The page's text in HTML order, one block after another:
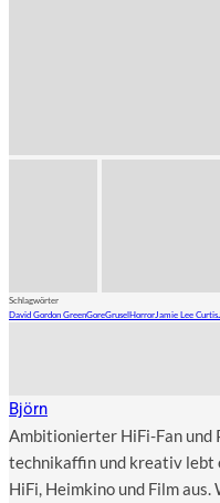
Schlagwörter
David Gordon GreenGoreGruselHorror Jamie Lee Curtis
Björn
Ambitionierter HiFi-Fan und
technikaffin und kreativ lebt
HiFi, Heimkino und Film